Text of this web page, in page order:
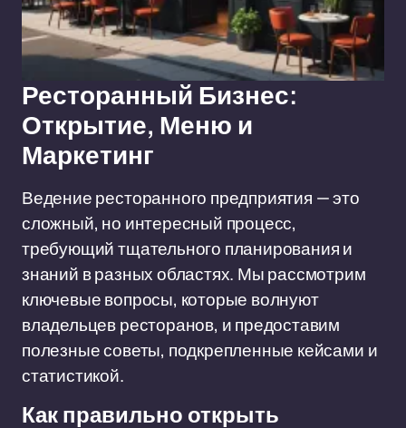
Ресторанный Бизнес:
Открытие, Меню и
Маркетинг
Ведение ресторанного предприятия — это
сложный, но интересный процесс,
требующий тщательного планирования и
знаний в разных областях. Мы рассмотрим
ключевые вопросы, которые волнуют
владельцев ресторанов, и предоставим
полезные советы, подкрепленные кейсами и
статистикой.
Как правильно открыть